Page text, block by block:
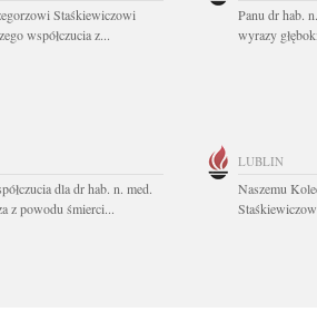
Staśkiewiczowi
współczucia z...
Panu dr hab.
wyrazy
dla dr hab. n. med.
z powodu śmierci...
LUBLIN
Naszemu